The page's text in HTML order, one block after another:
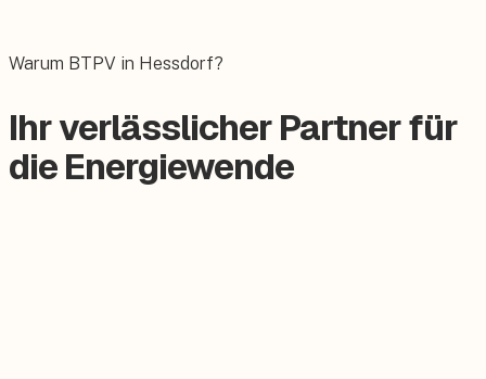
Warum BTPV in Hessdorf?
Ihr verlässlicher Partner für
die Energiewende